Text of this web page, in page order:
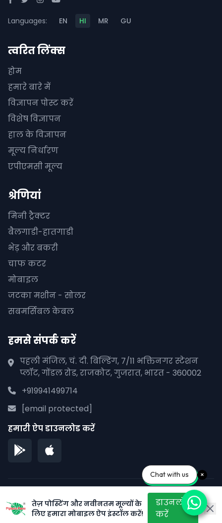
Languages: EN HI MR GU
त्वरित लिंक्स
होम
हमारे बारे में
विज्ञापन पोस्ट करें
विशेष विज्ञापन
हाल के विज्ञापन
मूल्य निर्धारण
एपीएमसी मूल्य
श्रेणियां
मिनी ट्रैक्टर
बैलगाडी-हातगाडी
भेड़ और बकरी
चाफ कटर
मोबाइल
जटका मशीन - सोलर
सबमर्सिबल केबल
हमसे संपर्क करें
पहली मंजिल, चं. दी. बिल्डिंग, 7/11 भक्तिनगर स्टेशन
प्लॉट, गोंडल रोड, राजकोट, गुजरात, भारत - 360002
+919941499714
[email protected]
हमारी ऐप डाउनलोड करें
© 2026 पीपलाना पाने. सर्वाधिकार सुरक्षित।
गोपनीयता नीति
सेवा की शर्तें साइटमैप
तेज़ पोस्टिंग और नवीनतम मूल्यों के
लिए हमारा मोबाइल ऐप इंस्टॉल करें!
डाउनलोड
करें
Chat with us